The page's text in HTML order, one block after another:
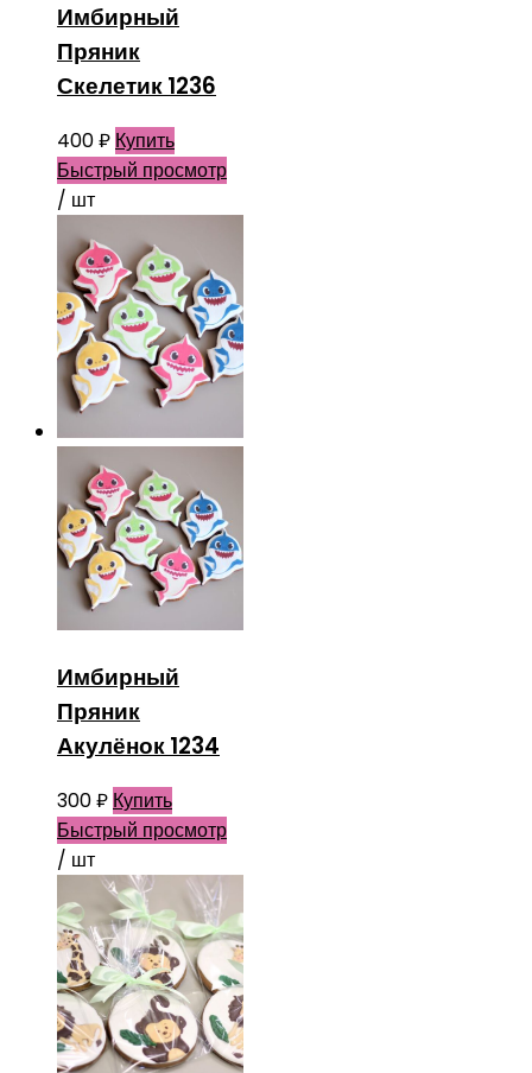
Имбирный
Пряник
Скелетик 1236
400₽ Купить
Быстрый просмотр
/ шт
Имбирный
Пряник
Акулёнок 1234
300₽ Купить
Быстрый просмотр
/ шт